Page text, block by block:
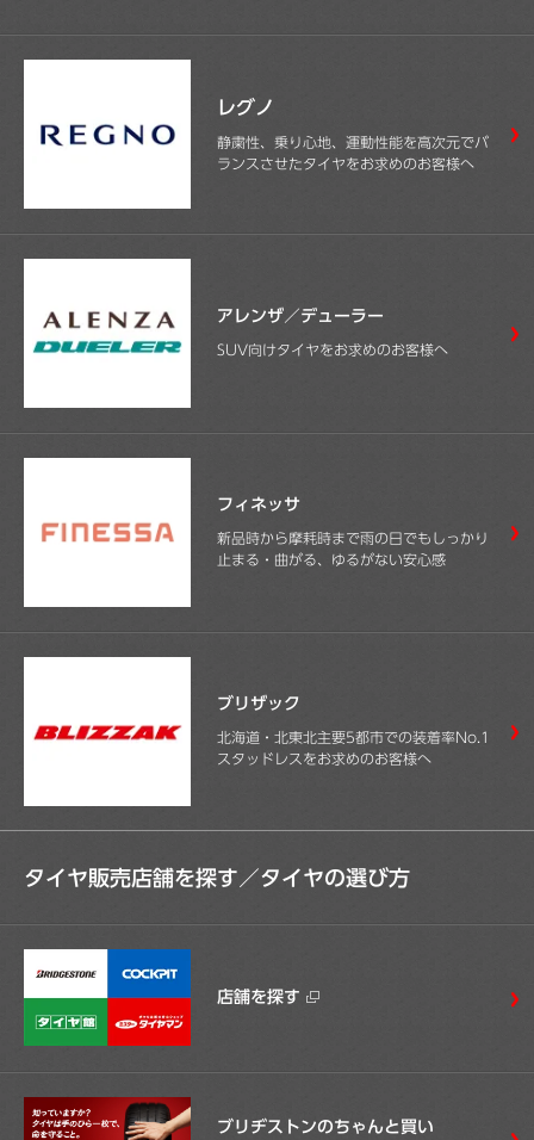
レグノ
静粛性、乗り心地、運動性能を高次元でバ
ランスさせたタイヤをお求めのお客様へ
アレンザ／デューラー
SUV向けタイヤをお求めのお客様へ
フィネッサ
新品時から摩耗時まで雨の日でもしっかり
止まる・曲がる、ゆるがない安心感
ブリザック
北海道・北東北主要5都市での装着率No.1
スタッドレスをお求めのお客様へ
タイヤ販売店舗を探す／タイヤの選び方
店舗を探す
ブリヂストンのちゃんと買い